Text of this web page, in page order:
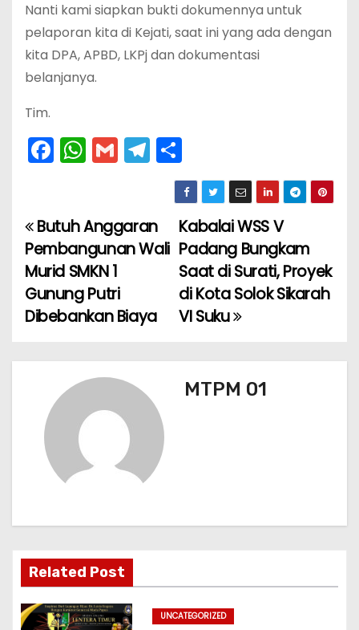
Nanti kami siapkan bukti dokumennya untuk
pelaporan kita di Kejati, saat ini yang ada dengan
kita DPA, APBD, LKPj dan dokumentasi
belanjanya.
Tim.
F
e
b
o
o
k
W
ts
A
p
p
G
l
T
gr
a
h
ar
e
N
a
v
g
s
Kabalai WSS V
Padang Bungkam
Saat di Surati, Proyek
di Kota Solok Sikarah
VI Suku
Butuh Anggaran
Pembangunan Wali
Murid SMKN 1
Gunung Putri
Dibebankan Biaya
MTPM 01
Related Post
UNCATEGORIZED